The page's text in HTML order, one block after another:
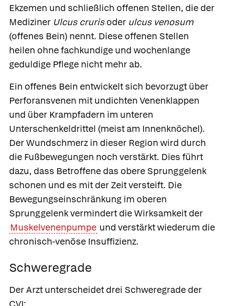
Ekzemen und schließlich offenen Stellen, die der
Mediziner Ulcus crurisoder ulcus venosum
(offenes Bein) nennt. Diese offenen Stellen
heilen ohne fachkundige und wochenlange
geduldige Pflege nicht mehr ab.
Ein offenes Bein entwickelt sich bevorzugt über
Perforansvenen mit undichten Venenklappen
und über Krampfadern im unteren
Unterschenkeldrittel (meist am Innenknöchel).
Der Wundschmerz in dieser Region wird durch
die Fußbewegungen noch verstärkt. Dies führt
dazu, dass Betroffene das obere Sprunggelenk
schonen und es mit der Zeit versteift. Die
Bewegungseinschränkung im oberen
Sprunggelenk vermindert die Wirksamkeit der
Muskelvenenpumpe und verstärkt wiederum die
chronisch-venöse Insuffizienz.
Schweregrade
Der Arzt unterscheidet drei Schweregrade der
CVI: